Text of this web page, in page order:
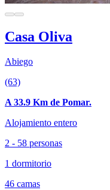
Casa Oliva
Abiego
(63)
A 33.9 Km de Pomar.
Alojamiento entero
2 - 58 personas
1 dormitorio
46 camas